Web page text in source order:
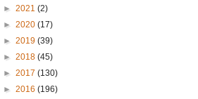
► 2021 (2)
► 2020 (17)
► 2019 (39)
► 2018 (45)
► 2017 (130)
► 2016 (196)